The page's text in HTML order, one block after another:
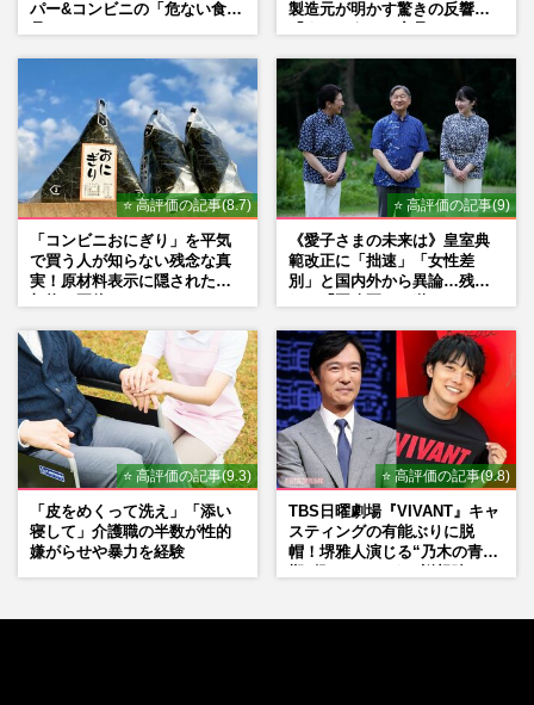
パー&コンビニの「危ない食
製造元が明かす驚きの反響
⭐ 高評価の記事(8.7)
「コンビニおにぎり」を平気
で買う人が知らない残念な真
実！原材料表示に隠された添
⭐ 高評価の記事(9)
《愛子さまの未来は》皇室典
範改正に「拙速」「女性差
別」と国内外から異論…残さ
⭐ 高評価の記事(9.3)
「皮をめくって洗え」「添い
寝して」介護職の半数が性的
嫌がらせや暴力を経験
⭐ 高評価の記事(9.8)
TBS日曜劇場『VIVANT』キャ
スティングの有能ぶりに脱
帽！堺雅人演じる“乃木の青年